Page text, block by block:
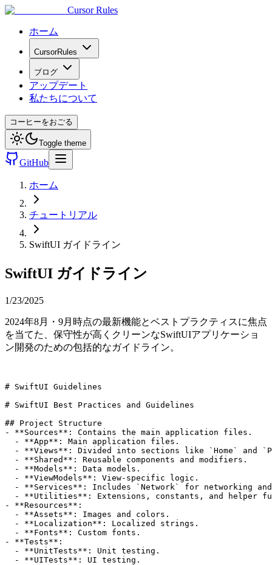
Cursor Rules
ホーム
CursorRules
ブログ
アップデート
私たちについて
コーヒーをおごる
Toggle theme
GitHub
ホーム
チュートリアル
SwiftUI ガイドライン
SwiftUI ガイドライン
1/23/2025
2024年8月・9月時点の最新機能とベストプラクティスに焦点
を当てた、保守性が高くクリーンなSwiftUIアプリケーショ
ン開発のための包括的なガイドライン。
# SwiftUI Guidelines
# SwiftUI Best Practices and Guidelines
## Project Structure
- **Sources**: Contains the main application files.
  - **App**: Main application files.
- **Views**: Divided into sections like `Home` and
  - **Shared**: Reusable components and modifiers.
  - **Models**: Data models.
  - **ViewModels**: View-specific logic.
- **Services**: Includes `Network` for networking
- **Utilities**: Extensions, constants, and helper
- **Resources**:
  - **Assets**: Images and colors.
  - **Localization**: Localized strings.
  - **Fonts**: Custom fonts.
- **Tests**:
  - **UnitTests**: Unit testing.
  - **UITests**: UI testing.